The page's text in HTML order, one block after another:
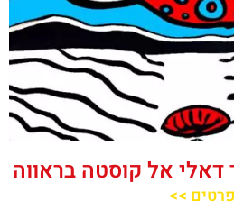
אל קוסטה בראווה
פרטים >>